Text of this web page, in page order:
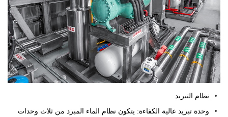
نظام التبريد
وحدة تبريد عالية الكفاءة: يتكون نظام الماء المبرد من ثلاث وحدات